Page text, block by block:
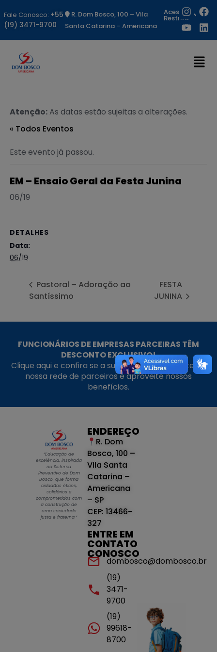
Fale Conosco: +55
(19) 3471-9700
R. Dom Bosco, 100 – Vila
Santa Catarina – Americana
Acesso
Restrito
Atenção:As datas estão sujeitas a alterações.
« Todos Eventos
Este evento já passou.
EM – Ensaio Geral da Festa Junina
06/19
DETALHES
Data:
06/19
Pastoral – Adoração ao
Santíssimo
FESTA
JUNINA
FUNCIONÁRIOS DE EMPRESAS PARCEIRAS TÊM
DESCONTO EXCLUSIVO!
Clique aqui e confira se a sua empresa faz parte da
nossa rede de parceiros e aproveite nossos
benefícios.
“Educação de
excelência, inspirada
no Sistema
Preventivo de Dom
Bosco, que forma
cidadãos éticos,
solidários e
comprometidos com
a construção de
uma sociedade
justa e fraterna.”
ENDEREÇO
R. Dom
Bosco, 100 –
Vila Santa
Catarina –
Americana
– SP
CEP: 13466-
327
ENTRE EM
CONTATO
CONOSCO
dombosco@dombosco.br
(19)
3471-
9700
(19)
99618-
8700